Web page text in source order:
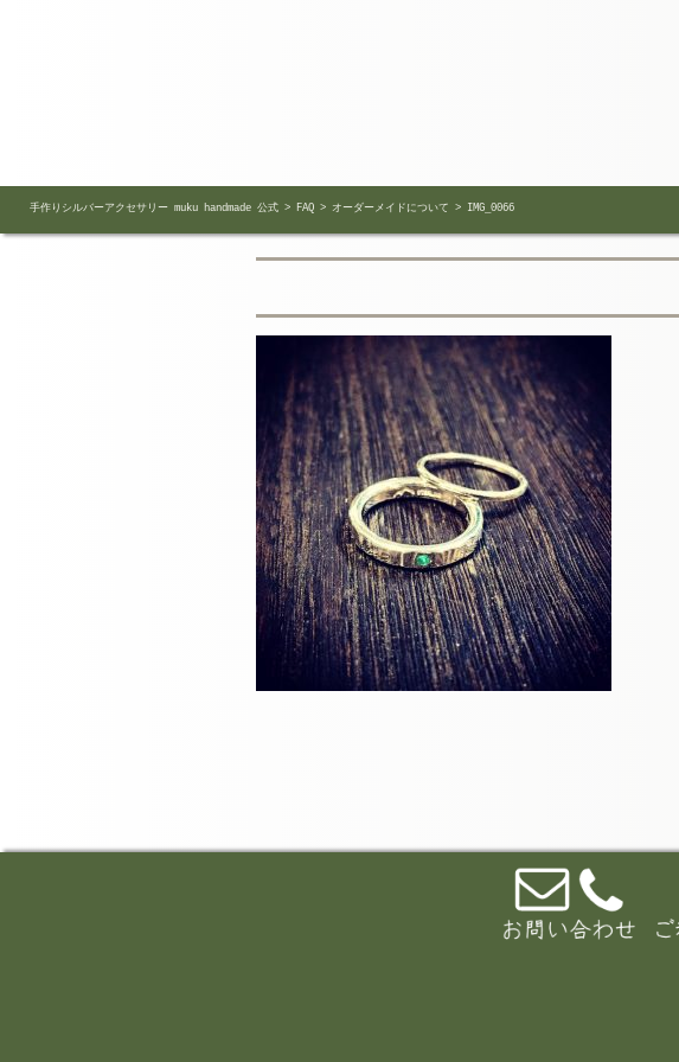
手作りシルバーアクセサリー muku handmade 公式 > FAQ > オーダーメイドについて > IMG_0066